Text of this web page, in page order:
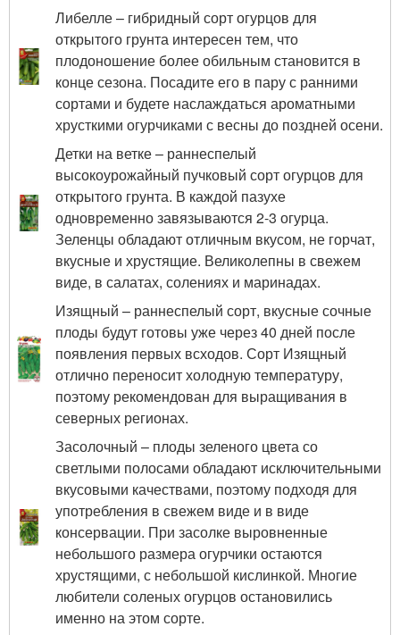
Либелле – гибридный сорт огурцов для
открытого грунта интересен тем, что
плодоношение более обильным становится в
конце сезона. Посадите его в пару с ранними
сортами и будете наслаждаться ароматными
хрусткими огурчиками с весны до поздней осени.
Детки на ветке – раннеспелый
высокоурожайный пучковый сорт огурцов для
открытого грунта. В каждой пазухе
одновременно завязываются 2-3 огурца.
Зеленцы обладают отличным вкусом, не горчат,
вкусные и хрустящие. Великолепны в свежем
виде, в салатах, солениях и маринадах.
Изящный – раннеспелый сорт, вкусные сочные
плоды будут готовы уже через 40 дней после
появления первых всходов. Сорт Изящный
отлично переносит холодную температуру,
поэтому рекомендован для выращивания в
северных регионах.
Засолочный – плоды зеленого цвета со
светлыми полосами обладают исключительными
вкусовыми качествами, поэтому подходя для
употребления в свежем виде и в виде
консервации. При засолке выровненные
небольшого размера огурчики остаются
хрустящими, с небольшой кислинкой. Многие
любители соленых огурцов остановились
именно на этом сорте.